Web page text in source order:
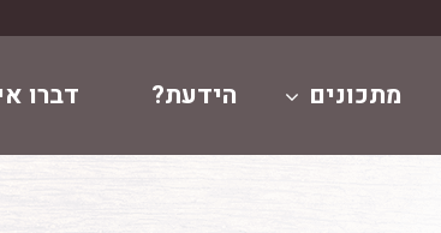
מתכונים הידעת? דברו